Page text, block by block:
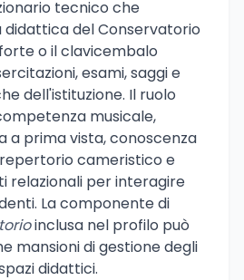
tecnico che
del Conservatorio
o il clavicembalo
esami, saggi e
dell'istituzione. Il ruolo
musicale,
a prima vista, conoscenza
cameristico e
relazionali per interagire
La componente di
inclusa nel profilo può
mansioni di gestione degli
didattici.